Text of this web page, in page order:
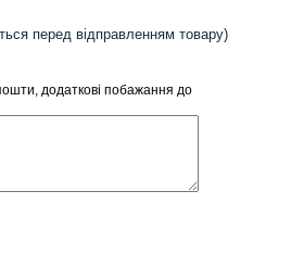
перед відправленням товару)
додаткові побажання до